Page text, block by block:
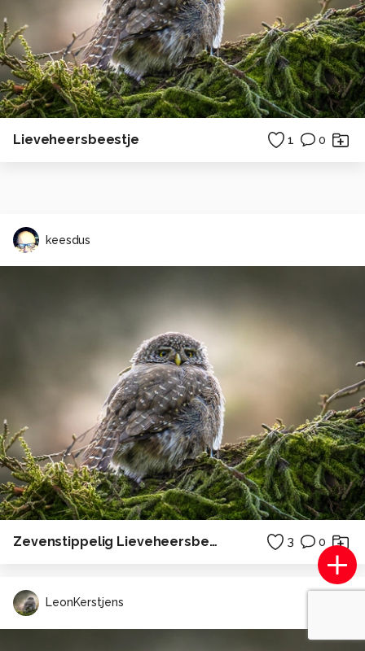
Lieveheersbeestje 1 0
keesdus
Zevenstippelig Lieveheersbeestje 3 0
LeonKerstjens